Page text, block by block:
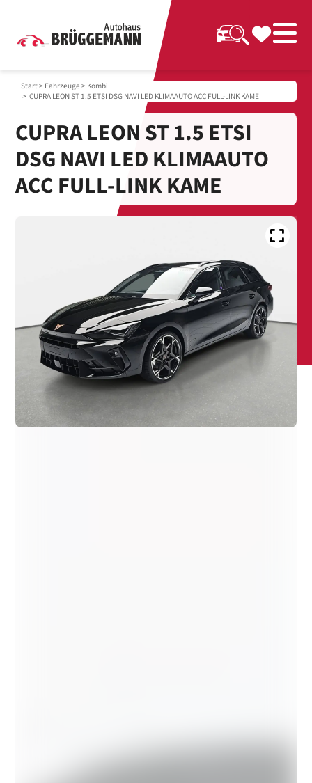
Start> Fahrzeuge > Kombi
> CUPRA LEON ST 1.5 ETSI DSG NAVI LED KLIMAAUTO ACC FULL-LINK KAME
CUPRA LEON ST 1.5 ETSI
DSG NAVI LED KLIMAAUTO
ACC FULL-LINK KAME